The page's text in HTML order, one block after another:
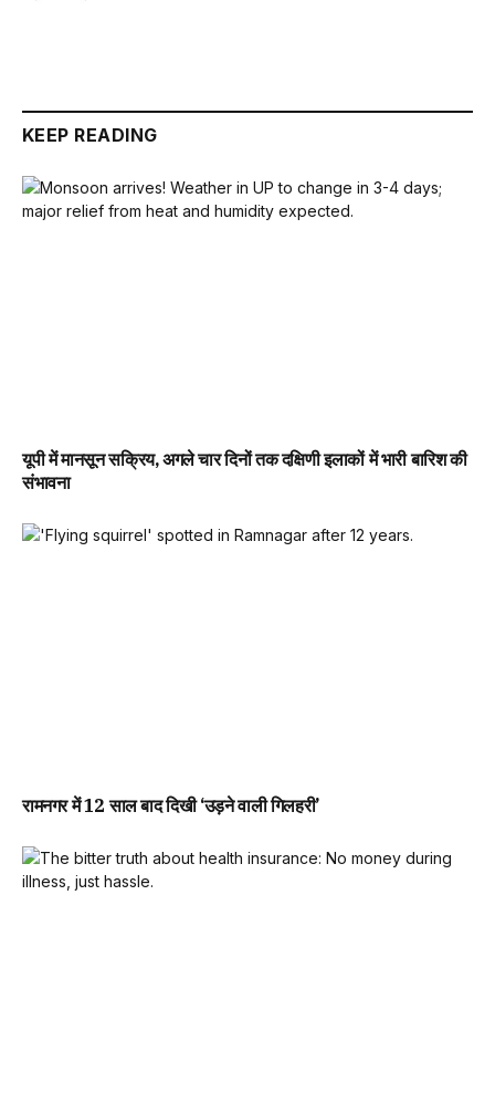
KEEP READING
यूपी में मानसून सक्रिय, अगले चार दिनों तक दक्षिणी इलाकों में भारी बारिश की
संभावना
रामनगर में 12 साल बाद दिखी ‘उड़ने वाली गिलहरी’